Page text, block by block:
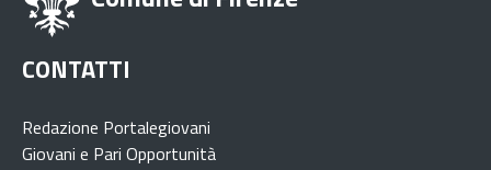
CONTATTI
Redazione Portalegiovani
Giovani e Pari Opportunità